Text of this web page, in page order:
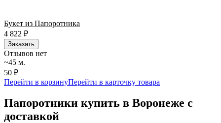
Букет из Папоротника
4 822 ₽
Заказать
Отзывов нет
~45 м.
50 ₽
Перейти в корзинуПерейти в карточку товара
Папоротники купить в Воронеже с
доставкой